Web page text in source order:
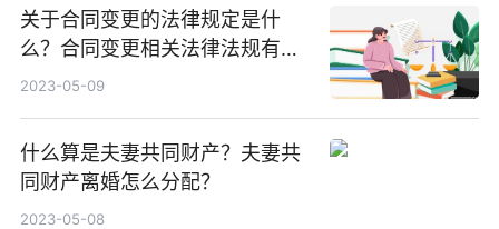
关于合同变更的法律规定是什
么？合同变更相关法律法规有哪
些？
2023-05-09
什么算是夫妻共同财产？夫妻共
同财产离婚怎么分配？
2023-05-08